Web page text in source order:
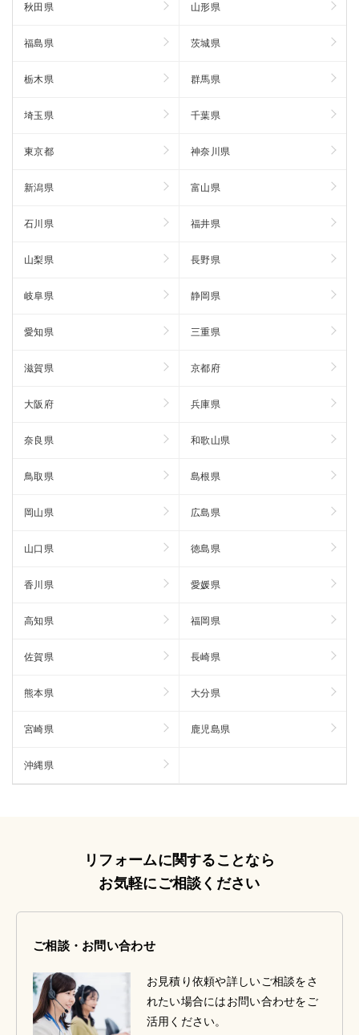
秋田県 山形県
福島県 茨城県
栃木県 群馬県
埼玉県 千葉県
東京都 神奈川県
新潟県 富山県
石川県 福井県
山梨県 長野県
岐阜県 静岡県
愛知県 三重県
滋賀県 京都府
大阪府 兵庫県
奈良県 和歌山県
鳥取県 島根県
岡山県 広島県
山口県 徳島県
香川県 愛媛県
高知県 福岡県
佐賀県 長崎県
熊本県 大分県
宮崎県 鹿児島県
沖縄県
リフォームに関することなら
お気軽にご相談ください
ご相談・お問い合わせ
お見積り依頼や詳しいご相談をさ
れたい場合にはお問い合わせをご
活用ください。